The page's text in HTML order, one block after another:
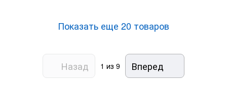
Показать еще 20 товаров
Назад 1 из 9 Вперед